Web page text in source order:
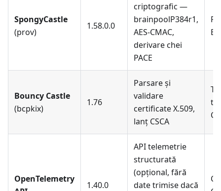
SpongyCastle
(prov)
1.58.0.0
criptografic —
brainpoolP384r1,
AES-CMAC,
derivare chei
PACE
Bouncy Castle
(bcpkix)
1.76
Parsare și
validare
certificate X.509,
lanț CSCA
OpenTelemetry
1.40.0
API telemetrie
structurată
(opțional, fără
date trimise dacă